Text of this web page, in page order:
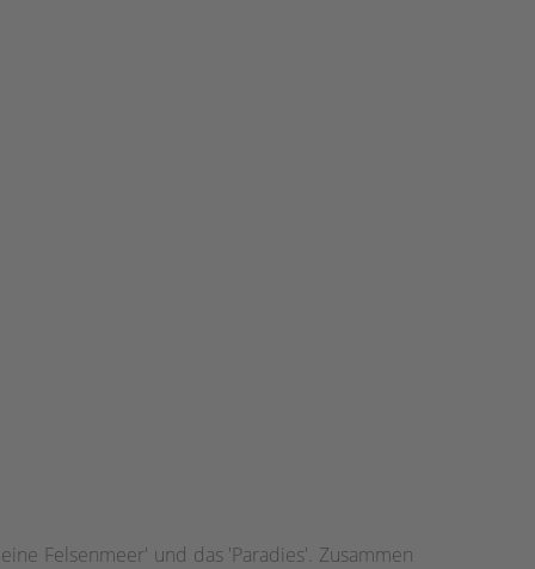
Felsenmeer' und das 'Paradies'. Zusammen